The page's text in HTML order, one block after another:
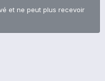
et ne peut plus recevoir